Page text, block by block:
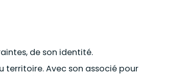
de son identité.
territoire. Avec son associé pour